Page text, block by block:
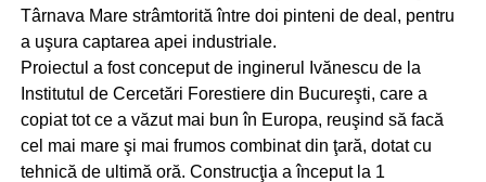
Târnava Mare strâmtorită între doi pinteni de deal, pentru
a uşura captarea apei industriale.
Proiectul a fost conceput de inginerul Ivănescu de la
Institutul de Cercetări Forestiere din Bucureşti, care a
copiat tot ce a văzut mai bun în Europa, reuşind să facă
cel mai mare şi mai frumos combinat din ţară, dotat cu
tehnică de ultimă oră. Construcţia a început la 1